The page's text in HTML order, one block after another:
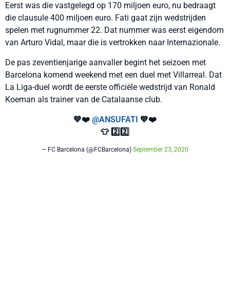
Eerst was die vastgelegd op 170 miljoen euro, nu bedraagt
die clausule 400 miljoen euro. Fati gaat zijn wedstrijden
spelen met rugnummer 22. Dat nummer was eerst eigendom
van Arturo Vidal, maar die is vertrokken naar Internazionale.
De pas zeventienjarige aanvaller begint het seizoen met
Barcelona komend weekend met een duel met Villarreal. Dat
La Liga-duel wordt de eerste officiële wedstrijd van Ronald
Koeman als trainer van de Catalaanse club.
💙❤️ @ANSUFATI 💙❤️
👕 2️⃣2️⃣
— FC Barcelona (@FCBarcelona) September 23, 2020